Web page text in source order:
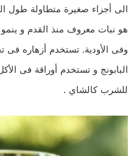
هو نبات معروف منذ القدم و
وفى الأودية. تستخدم أزهاره
البابونج و تستخدم أوراقة فى
للشرب كالشاي .